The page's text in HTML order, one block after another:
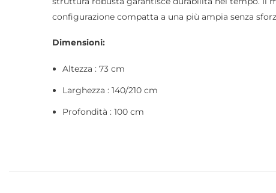
configurazione compatta a una più ampia senza
Dimensioni:
Altezza : 73 cm
Larghezza : 140/210 cm
Profondità : 100 cm